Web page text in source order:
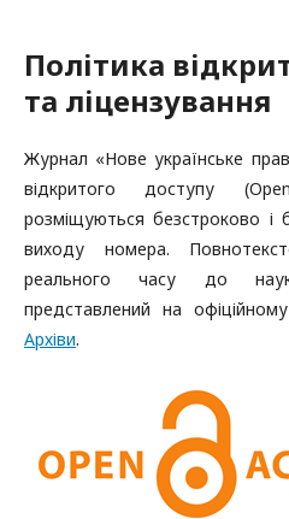
Політика
та ліцензування
Журнал «Нове українське
відкритого доступу
розміщуються безстроково і
виходу номера.
реального часу до
представлений на
Архіви.